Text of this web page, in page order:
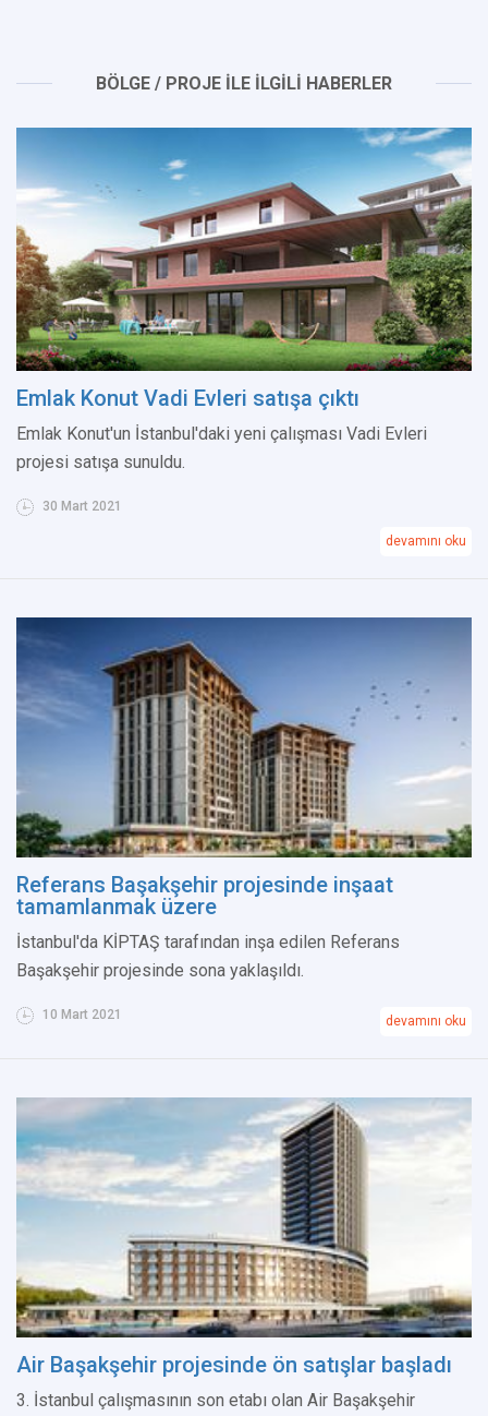
BÖLGE / PROJE İLE İLGİLİ HABERLER
Emlak Konut Vadi Evleri satışa çıktı
Emlak Konut'un İstanbul'daki yeni çalışması Vadi Evleri
projesi satışa sunuldu.
30 Mart 2021
devamını oku
Referans Başakşehir projesinde inşaat
tamamlanmak üzere
İstanbul'da KİPTAŞ tarafından inşa edilen Referans
Başakşehir projesinde sona yaklaşıldı.
10 Mart 2021 devamını oku
Air Başakşehir projesinde ön satışlar başladı
3. İstanbul çalışmasının son etabı olan Air Başakşehir